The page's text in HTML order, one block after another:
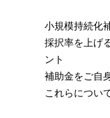
小規模持続化
採択率を上げ
ント
補助金をご自
これらについ